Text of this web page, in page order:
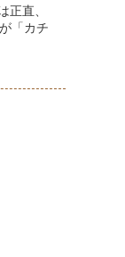
正直、
「カチ